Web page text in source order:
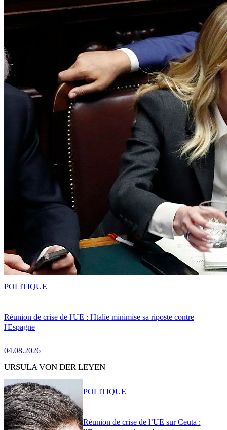
Réunion de crise de l'UE : l'Italie minimise sa riposte contre
l'Espagne
04.08.2026
POLITIQUE
URSULA VON DER LEYEN
Réunion de crise de l’UE sur Ceuta :
POLITIQUE